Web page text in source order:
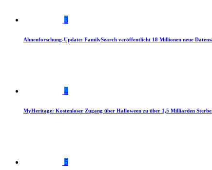
3
Ahnenforschung-Update: FamilySearch veröffentlicht 18 Millionen neue
4
MyHeritage: Kostenloser Zugang über Halloween zu über 1,5 Milliarden
5